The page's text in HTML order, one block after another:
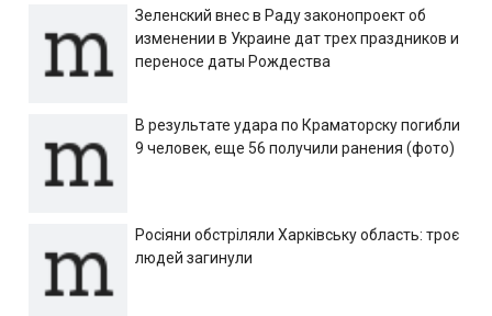
Зеленский внес в Раду законопроект об
изменении в Украине дат трех праздников и
переносе даты Рождества
В результате удара по Краматорску погибли
9 человек, еще 56 получили ранения (фото)
Росіяни обстріляли Харківську область: троє
людей загинули